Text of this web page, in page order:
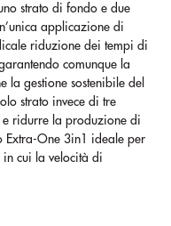
strato di fondo e due
applicazione di
riduzione dei tempi di
comunque la
la gestione sostenibile del
strato invece di tre
e ridurre la produzione di
Extra-One 3in1 ideale per
cui la velocità di